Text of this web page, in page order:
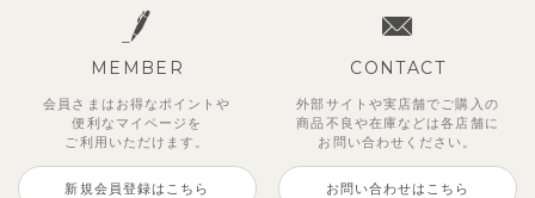
MEMBER
会員さまはお得なポイントや
便利な マイページを
ご利用いただけます。
新規会員登録はこちら
CONTACT
外部サイトや実店舗でご購入の
商品不良や在庫などは各店舗に
お問い合わせください。
お問い合わせはこちら